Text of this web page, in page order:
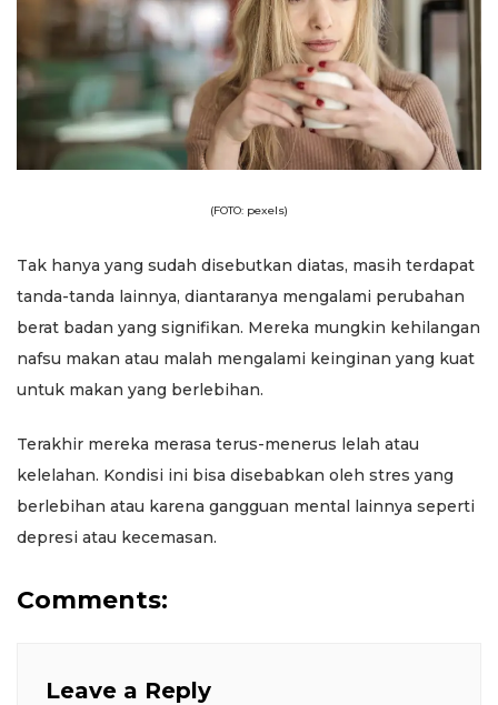
(FOTO: pexels)
Tak hanya yang sudah disebutkan diatas, masih terdapat
tanda-tanda lainnya, diantaranya mengalami perubahan
berat badan yang signifikan. Mereka mungkin kehilangan
nafsu makan atau malah mengalami keinginan yang kuat
untuk makan yang berlebihan.
Terakhir mereka merasa terus-menerus lelah atau
kelelahan. Kondisi ini bisa disebabkan oleh stres yang
berlebihan atau karena gangguan mental lainnya seperti
depresi atau kecemasan.
Comments:
Leave a Reply